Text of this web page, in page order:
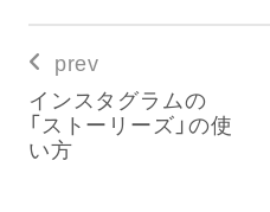
prev
インスタグラムの
「ストーリーズ」の使
い方